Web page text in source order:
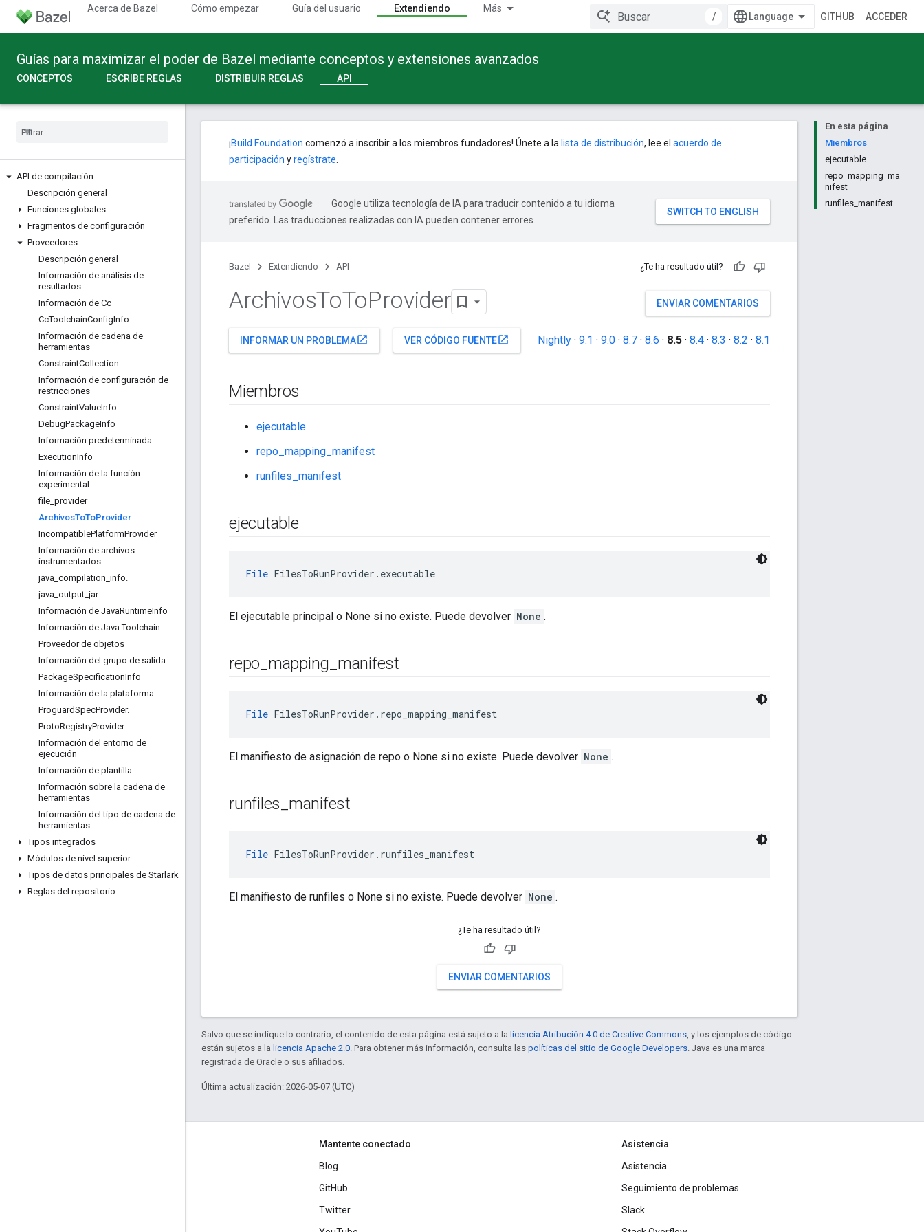
Acerca de Bazel Cómo empezar Guía del usuario Extendiendo Más
/ GITHUB ACCEDER
Guías para maximizar el poder de Bazel mediante conceptos y extensiones avanzados
CONCEPTOS ESCRIBE REGLAS DISTRIBUIR REGLAS API
API de compilación
Descripción general
Funciones globales
Fragmentos de configuración
Proveedores
Descripción general
Información de análisis de
resultados
Información de Cc
CcToolchainConfigInfo
Información de cadena de
herramientas
ConstraintCollection
Información de configuración de
restricciones
ConstraintValueInfo
DebugPackageInfo
Información predeterminada
ExecutionInfo
Información de la función
experimental
file provider
ArchivosToToProvider
IncompatiblePlatformProvider
Información de archivos
instrumentados
java compilation info.
java output jar
Información de JavaRuntimeInfo
Información de Java Toolchain
Proveedor de objetos
Información del grupo de salida
PackageSpecificationInfo
Información de la plataforma
ProguardSpecProvider.
ProtoRegistryProvider.
Información del entorno de
ejecución
Información de plantilla
Información sobre la cadena de
herramientas
Información del tipo de cadena de
herramientas
Tipos integrados
Módulos de nivel superior
Tipos de datos principales de Starlark
Reglas del repositorio
En esta página
Miembros
ejecutable
repo_mapping_ma
nifest
runfiles_manifest
¡Build Foundation comenzó a inscribir a los miembros fundadores! Únete a la lista de distribución, lee el acuerdo de
participación yregístrate
Google utiliza tecnología de IA para traducir contenido a tu idioma
preferido. Las traducciones realizadas con IA pueden contener errores.
Bazel Extendiendo API ¿Te ha resultado útil?
ENVIAR COMENTARIOS
ArchivosToToProvider
INFORMAR UN PROBLEMAopen_in_new VER CÓDIGO FUENTEopen_in_new Nightly · 9.1 · 9.0 · 8.7 · 8.6 · 8.5 · 8.4 · 8.3 · 8.2 · 8.1
Miembros
ejecutable
repo_mapping_manifest
runfiles_manifest
ejecutable
File FilesToRunProvider.executable
El ejecutable principal o None si no existe. Puede devolver None .
repo mapping manifest
File FilesToRunProvider.repo_mapping_manifest
El manifiesto de asignación de repo o None si no existe. Puede devolver None .
runfiles manifest
File FilesToRunProvider.runfiles_manifest
El manifiesto de runfiles o None si no existe. Puede devolver None .
¿Te ha resultado útil?
ENVIAR COMENTARIOS
Salvo que se indique lo contrario, el contenido de esta página está sujeto a la licencia Atribución 4.0 de Creative Commons, y los ejemplos de código
están sujetos a la licencia Apache 2.0. Para obtener más información, consulta las políticas del sitio de Google Developers. Java es una marca
registrada de Oracle o sus afiliados.
Última actualización: 2026-05-07 (UTC)
Mantente conectado
Blog
GitHub
Twitter
Asistencia
Asistencia
Seguimiento de problemas
Slack